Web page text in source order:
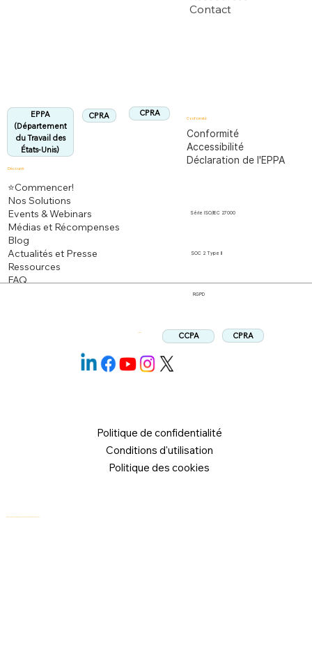
CPRA
EPPA
(Département
du Travail des
États-Unis)
CPRA
Contact
Découvrir
⭐Commencer!
Nos Solutions
Events & Webinars
Médias et Récompenses
Blog
Actualités et Presse
Ressources
FAQ
Conformité
Conformité
Accessibilité
Déclaration de l'EPPA
Série ISO/IEC 27000
Politique de confidentialité
Conditions d'utilisation
Politique des cookies
SOC 2 Type II
RGPD
CCPA CPRA